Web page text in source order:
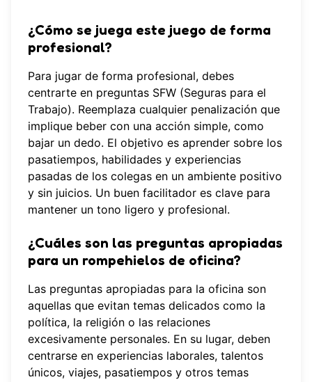
¿Cómo se juega este juego de forma
profesional?
Para jugar de forma profesional, debes
centrarte en preguntas SFW (Seguras para el
Trabajo). Reemplaza cualquier penalización que
implique beber con una acción simple, como
bajar un dedo. El objetivo es aprender sobre los
pasatiempos, habilidades y experiencias
pasadas de los colegas en un ambiente positivo
y sin juicios. Un buen facilitador es clave para
mantener un tono ligero y profesional.
¿Cuáles son las preguntas apropiadas
para un rompehielos de oficina?
Las preguntas apropiadas para la oficina son
aquellas que evitan temas delicados como la
política, la religión o las relaciones
excesivamente personales. En su lugar, deben
centrarse en experiencias laborales, talentos
únicos, viajes, pasatiempos y otros temas